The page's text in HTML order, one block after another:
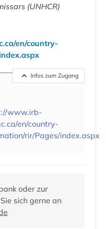
(UNHCR)
en/country-
Infos zum Zugang
www.irb-
en/country-
rir/Pages/index.aspx
oder zur
sich gerne an